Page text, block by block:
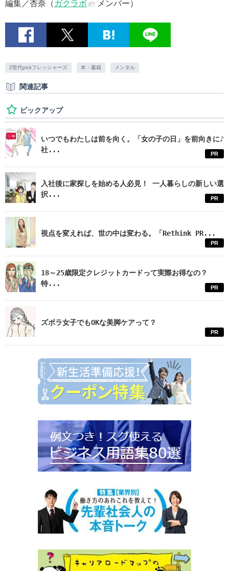
編集／杏奈（ ガクラボ メンバー）
Z世代pickフレッシャーズ 本・書籍 メンタル
関連記事
ピックアップ
いつでもわたしは前を向く。「女の子の日」を前向きに♪
社...
PR
入社後に家探しを始める人必見！ 一人暮らしの新しい選
択...
PR
視点を変えれば、世の中は変わる。「Rethink PR...
PR
18～25歳限定クレジットカードって実際お得なの？
特...
PR
ズボラ女子でもOKな美脚ケアって？
PR